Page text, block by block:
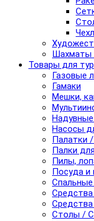
Товары для
Газовые
Гамаки
Мешки,
Насосы
Палатки
Палки
Пилы,
Посуда и
Средства
Столы /